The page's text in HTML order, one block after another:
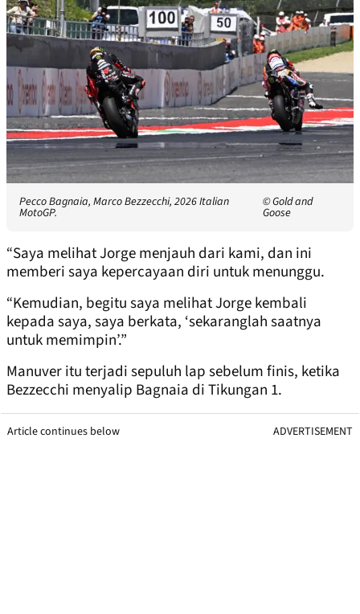
Pecco Bagnaia, Marco Bezzecchi, 2026 Italian
MotoGP.
© Gold and
Goose
“Saya melihat Jorge menjauh dari kami, dan ini
memberi saya kepercayaan diri untuk menunggu.
“Kemudian, begitu saya melihat Jorge kembali
kepada saya, saya berkata, ‘sekaranglah saatnya
untuk memimpin’.”
Manuver itu terjadi sepuluh lap sebelum finis, ketika
Bezzecchi menyalip Bagnaia di Tikungan 1.
Article continues below ADVERTISEMENT